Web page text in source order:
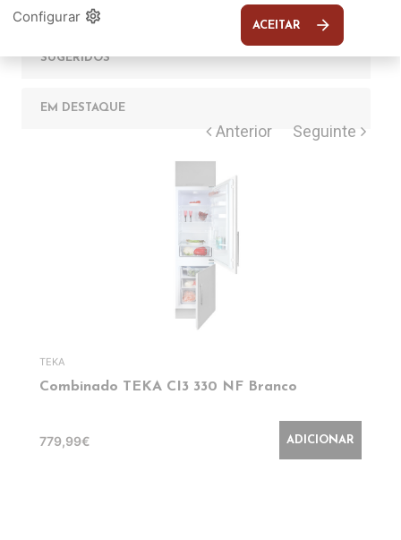
COMPLEMENTOS
SUGERIDOS
EM DESTAQUE
TEKA
Combinado TEKA CI3 330 NF Branco
779,99€ ADICIONAR
Configurar settings ACEITAR arrow_forward